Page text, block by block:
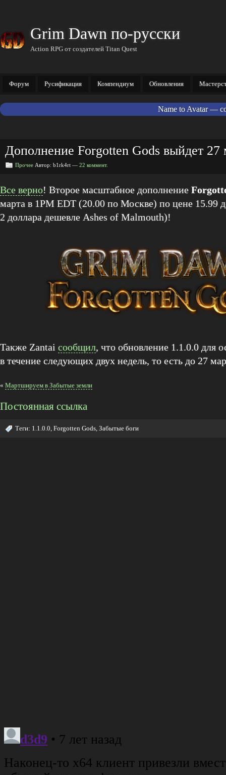
Grim Dawn по-русски
Action RPG от создателей Titan Quest
Форум Русификация Компендиум Обновления
Name to Avatar —
Дополнение Forgotten Gods выйдет 27
Прочее Автор: b1rk4rt — 22 коммент.
Все верно! Второе масштабное дополнение
марта в 1PM EDT (20.00 по Москве) по цене 15.99
2 доллара дешевле Ashes of Malmouth)!
Также Zantai сообщил, что обновление 1.1.0.0 для
в течение следующих двух недель, то есть до 27
« Мартшируем в Забытые земли
Постоянная ссылка
Теги: 1.1.0.0 Forgotten Gods Забытые боги